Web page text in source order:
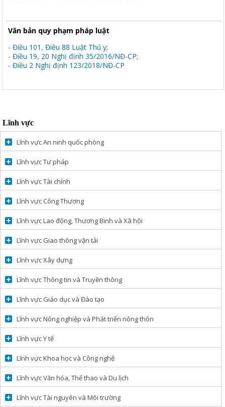
Văn bản quy phạm pháp luật
- Điều 101, Điều 88 Luật Thú y;
- Điều 19, 20 Nghị định 35/2016/NĐ-CP;
-Điều 2 Nghị định 123/2018/NĐ-CP
Lĩnh vực
Lĩnh vực An ninh quốc phòng
Lĩnh vực Tư pháp
Lĩnh vực Tài chính
Lĩnh vực Công Thương
Lĩnh vực Lao động, Thương Binh và Xã hội
Lĩnh vực Giao thông vận tải
Lĩnh vực Xây dựng
Lĩnh vực Thông tin và Truyền thông
Lĩnh vực Giáo dục và Đào tạo
Lĩnh vực Nông nghiệp và Phát triển nông thôn
Lĩnh vực Y tế
Lĩnh vực Khoa học và Công nghệ
Lĩnh vực Văn hóa, Thể thao và Du lịch
Lĩnh vực Tài nguyên và Môi trường